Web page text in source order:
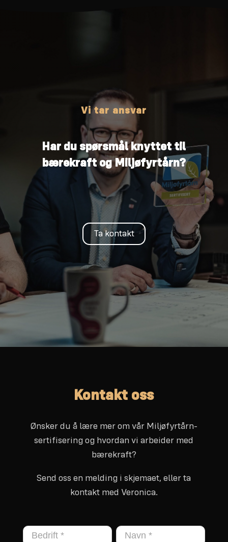
Vi tar ansvar
Har du spørsmål knyttet til
bærekraft og Miljøfyrtårn?
Ta kontakt
Kontakt oss
Ønsker du å lære mer om vår Miljøfyrtårn-
sertifisering og hvordan vi arbeider med
bærekraft?
Send oss en melding i skjemaet, eller ta
kontakt med Veronica.
Kontakt